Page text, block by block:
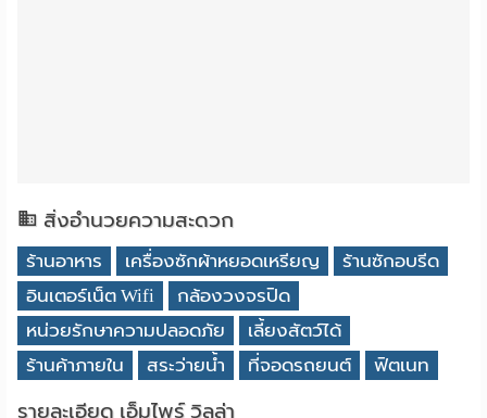
สิ่งอำนวยความสะดวก
ร้านอาหาร เครื่องซักผ้าหยอดเหรียญ
ร้านซักอบรีด
อินเตอร์เน็ต Wifi
กล้องวงจรปิด
หน่วยรักษาความปลอดภัย
เลี้ยงสัตว์ได้
ร้านค้าภายใน
สระว่ายน้ำ ที่จอดรถยนต์ ฟิตเนท
รายละเอียด เอ็มไพร์ วิลล่า